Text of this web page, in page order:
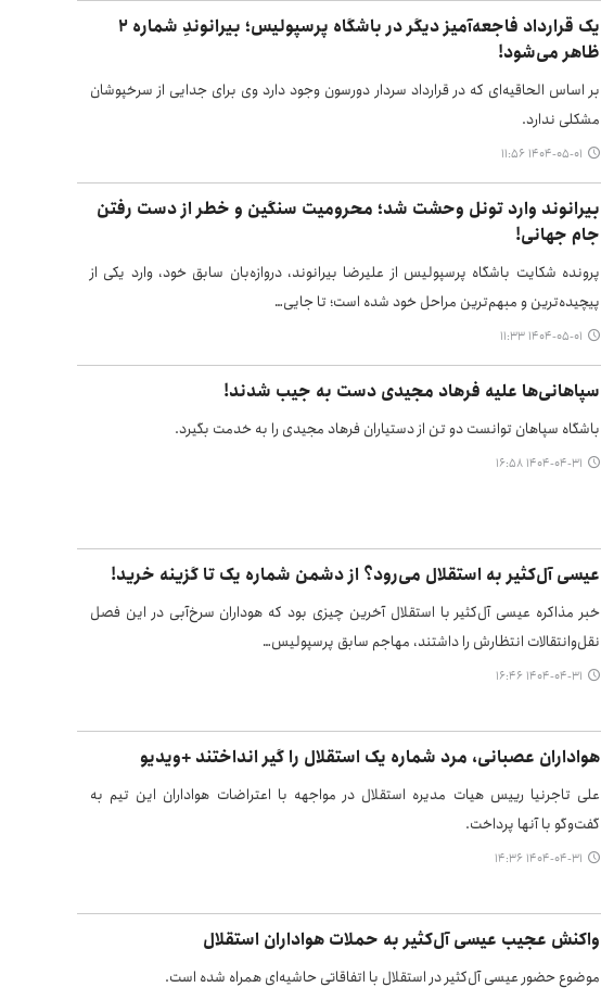
یک قرارداد فاجعه‌آمیز دیگر در باشگاه پرسپولیس؛ بیرانوندِ شماره ۲
ظاهر می‌شود!
بر اساس الحاقیه‌ای که در قرارداد سردار دورسون وجود دارد وی برای جدایی از سرخپوشان
مشکلی ندارد.
۱۴۰۴-۰۵-۰۱ ۱۱:۵۶
بیرانوند وارد تونل وحشت شد؛ محرومیت سنگین و خطر از دست رفتن
جام جهانی!
پرونده شکایت باشگاه پرسپولیس از علیرضا بیرانوند، دروازه‌بان سابق خود، وارد یکی از
پیچیده‌ترین و مبهم‌ترین مراحل خود شده است؛ تا جایی…
۱۴۰۴-۰۵-۰۱ ۱۱:۳۳
سپاهانی‌ها علیه فرهاد مجیدی دست به جیب شدند!
باشگاه سپاهان توانست دو تن از دستیاران فرهاد مجیدی را به خدمت بگیرد.
۱۴۰۴-۰۴-۳۱ ۱۶:۵۸
عیسی آل‌کثیر به استقلال می‌رود؟ از دشمن شماره یک تا گزینه خرید!
خبر مذاکره عیسی آل‌کثیر با استقلال آخرین چیزی بود که هوداران سرخ‌آبی در این فصل
نقل‌وانتقالات انتظارش را داشتند، مهاجم سابق پرسپولیس…
۱۴۰۴-۰۴-۳۱ ۱۶:۴۶
هواداران عصبانی، مرد شماره یک استقلال را گیر انداختند +ویدیو
علی تاجرنیا رییس هیات مدیره استقلال در مواجهه با اعتراضات هواداران این تیم به
گفت‌وگو با آنها پرداخت.
۱۴۰۴-۰۴-۳۱ ۱۴:۳۶
واکنش عجیب عیسی آل‌کثیر به حملات هواداران استقلال
موضوع حضور عیسی آل‌کثیر در استقلال با اتفاقاتی حاشیه‌ای همراه شده است.